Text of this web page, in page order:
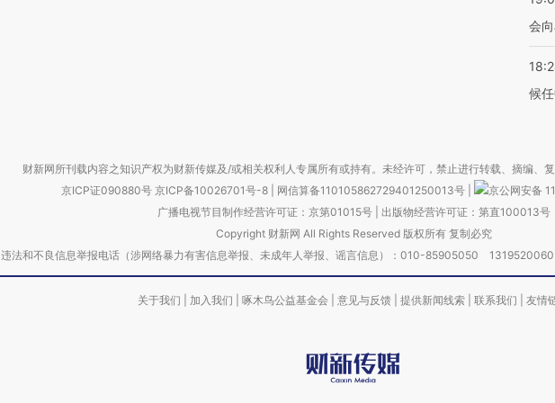
会
候
财新网所刊载内容之知识产权为财新传媒及/或相关权利人专属所有或持有。未经许可，禁止进行转载、摘编、
京ICP证090880号 京ICP备10026701号-8 网信算备110105862729401250013号
京公网安备
广播电视节目制作经营许可证：京第01015号| 出版物经营许可证：第直100013号
Copyright 财新网 All Rights Reserved 版权所有 复制必究
违法和不良信息举报电话（涉网络暴力有害信息举报、未成年人举报、谣言信息）：010-85905050
关于我们 加入我们 啄木鸟公益基金会 意见与反馈 提供新闻线索 联系我们 友情